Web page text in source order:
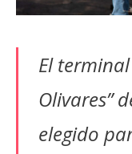
El terminal
Olivares”
elegido